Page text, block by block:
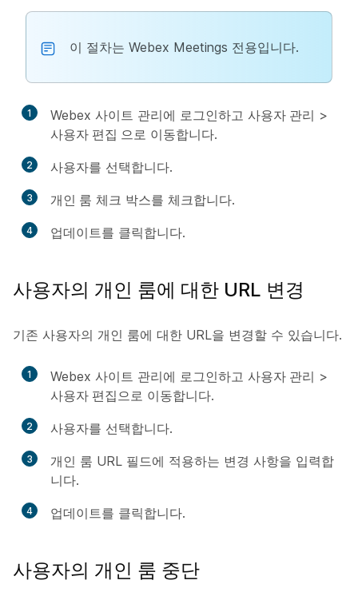
이 절차는 Webex Meetings 전용입니다.
1 Webex 사이트 관리에 로그인하고 사용자 관리 >
사용자 편집 으로 이동합니다.
2 사용자를 선택합니다.
3 개인 룸 체크 박스를 체크합니다.
4 업데이트 를 클릭합니다.
사용자의 개인 룸에 대한 URL 변경
기존 사용자의 개인 룸에 대한 URL을 변경할 수 있습니다.
1 Webex 사이트 관리에 로그인하고 사용자 관리 >
사용자 편집 으로 이동합니다.
2 사용자를 선택합니다.
3
개인 룸 URL 필드에 적용하는 변경 사항을 입력합
니다.
4 업데이트 를 클릭합니다.
사용자의 개인 룸 중단